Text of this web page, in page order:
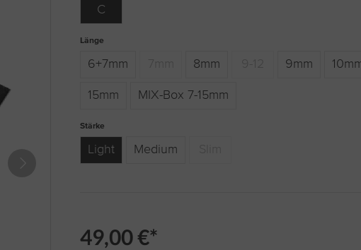
49,00 €*
C
Länge
6+7mm (Diese Option ist zurzeit nicht verfügbar.)
8mm (Diese Option ist zurzeit
9mm
15mm MIX-Box 7-15mm
Stärke
Light Medium